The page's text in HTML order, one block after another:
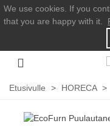
We use cookies. If you
that you are happy with it.
Etusivulle > HORECA >